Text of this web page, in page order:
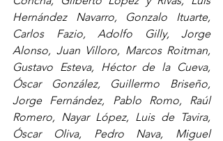
Hernández Navarro, Gonzalo Ituarte,
Carlos Fazio, Adolfo Gilly, Jorge
Alonso, Juan Villoro, Marcos Roitman,
Gustavo Esteva, Héctor de la Cueva,
Óscar González, Guillermo Briseño,
Jorge Fernández, Pablo Romo, Raúl
Romero, Nayar López, Luis de Tavira,
Óscar Oliva, Pedro Nava, Miguel